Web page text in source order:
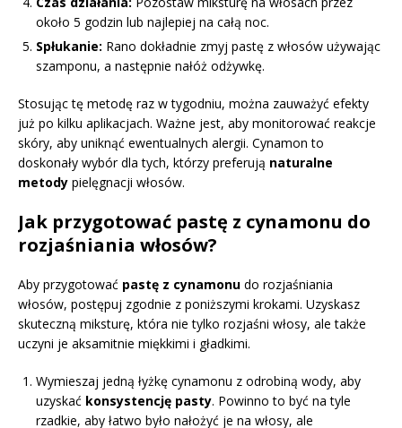
około 5 godzin lub najlepiej na całą noc.
Spłukanie: Rano dokładnie zmyj pastę z włosów używając
szamponu, a następnie nałóż odżywkę.
Stosując tę metodę raz w tygodniu, można zauważyć efekty
już po kilku aplikacjach. Ważne jest, aby monitorować reakcje
skóry, aby uniknąć ewentualnych alergii. Cynamon to
doskonały wybór dla tych, którzy preferują naturalne
metody pielęgnacji włosów.
Jak przygotować pastę z cynamonu do
rozjaśniania włosów?
Aby przygotować pastę z cynamonu do rozjaśniania
włosów, postępuj zgodnie z poniższymi krokami. Uzyskasz
skuteczną miksturę, która nie tylko rozjaśni włosy, ale także
uczyni je aksamitnie miękkimi i gładkimi.
Wymieszaj jedną łyżkę cynamonu z odrobiną wody, aby
uzyskać konsystencję pasty. Powinno to być na tyle
rzadkie, aby łatwo było nałożyć je na włosy, ale